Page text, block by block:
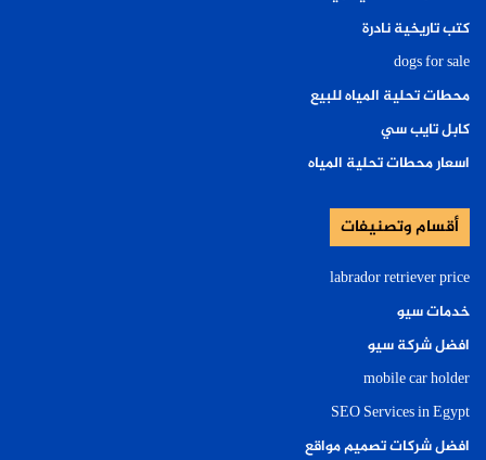
كتب تاريخية نادرة
dogs for sale
محطات تحلية المياه للبيع
كابل تايب سي
اسعار محطات تحلية المياه
أقسام وتصنيفات
labrador retriever price
خدمات سيو
افضل شركة سيو
mobile car holder
SEO Services in Egypt
افضل شركات تصميم مواقع